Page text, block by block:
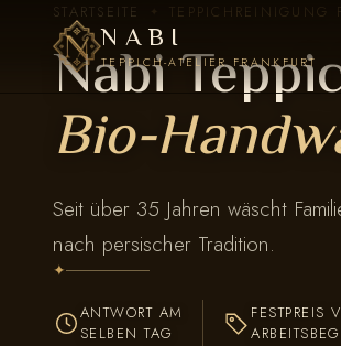
NABI
TEPPICH-ATELIER FRANKFURT
STARTSEITE TEPPICHREINIGUNG
Nabi
Bio-
Seit über 35 Jahren wäscht
nach persischer Tradition.
✦
ANTWORT AM
SELBEN TAG
FESTPREIS